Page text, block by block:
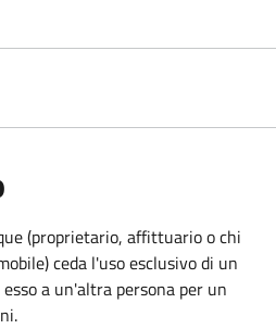
(proprietario, affittuario o chi
ceda l'uso esclusivo di un
a un'altra persona per un